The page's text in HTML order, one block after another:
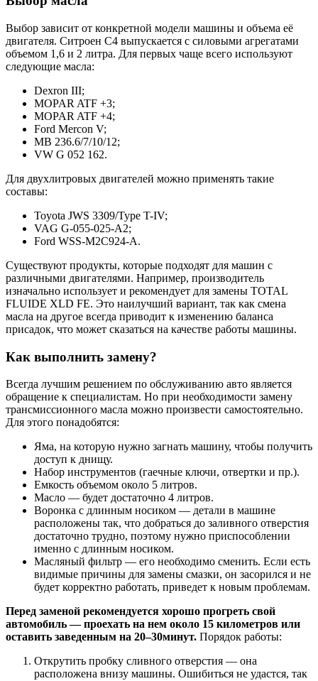
Выбор зависит от конкретной модели машины и объема её
двигателя. Ситроен С4 выпускается с силовыми агрегатами
объемом 1,6 и 2 литра. Для первых чаще всего используют
следующие масла:
Dexron III;
MOPAR ATF +3;
MOPAR ATF +4;
Ford Mercon V;
MB 236.6/7/10/12;
VW G 052 162.
Для двухлитровых двигателей можно применять такие
составы:
Toyota JWS 3309/Type T-IV;
VAG G-055-025-A2;
Ford WSS-M2C924-A.
Существуют продукты, которые подходят для машин с
различными двигателями. Например, производитель
изначально использует и рекомендует для замены TOTAL
FLUIDE XLD FE. Это наилучший вариант, так как смена
масла на другое всегда приводит к изменению баланса
присадок, что может сказаться на качестве работы машины.
Как выполнить замену?
Всегда лучшим решением по обслуживанию авто является
обращение к специалистам. Но при необходимости замену
трансмиссионного масла можно произвести самостоятельно.
Для этого понадобятся:
Яма, на которую нужно загнать машину, чтобы получить
доступ к днищу.
Набор инструментов (гаечные ключи, отвертки и пр.).
Емкость объемом около 5 литров.
Масло — будет достаточно 4 литров.
Воронка с длинным носиком — детали в машине
расположены так, что добраться до заливного отверстия
достаточно трудно, поэтому нужно приспособлении
именно с длинным носиком.
Масляный фильтр — его необходимо сменить. Если есть
видимые причины для замены смазки, он засорился и не
будет корректно работать, приведет к новым проблемам.
Перед заменой рекомендуется хорошо прогреть свой
автомобиль — проехать на нем около 15 километров или
оставить заведенным на 20–30минут. Порядок работы:
Открутить пробку сливного отверстия — она
расположена внизу машины. Ошибиться не удастся, так